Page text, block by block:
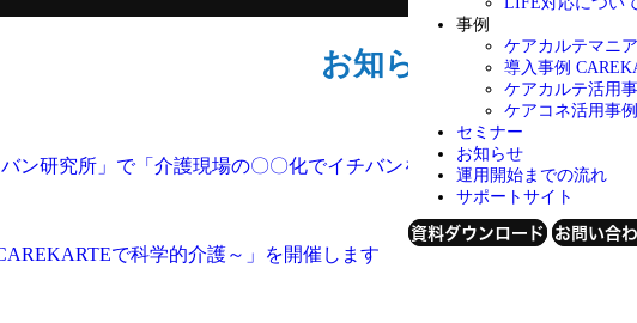
事例
ケアカルテマニア
導入事例
ケアカルテ活用
ケアコネ活用事例
セミナー
お知らせ
運用開始までの流れ
サポートサイト
資料ダウンロード お問い合
お知らせ
ン研究所」で「介護現場の〇〇化でイチバンを目指す！」企業として紹
で科学的介護～」を開催します